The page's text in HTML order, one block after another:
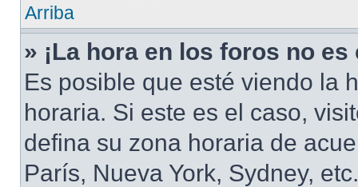
Arriba
» ¡La hora en los foros no
Es posible que esté viendo la
horaria. Si este es el caso,
defina su zona horaria de
París, Nueva York, Sydney,